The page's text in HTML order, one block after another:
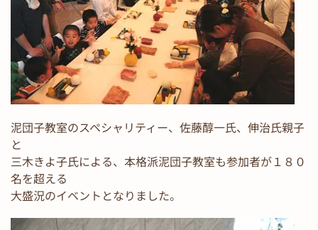
泥団子教室のスペシャリティー、佐藤醇一氏、伸治氏親子
と
三木きよ子氏による、本格派泥団子教室も参加者が１８０
名を超える
大盛況のイベントとなりました。